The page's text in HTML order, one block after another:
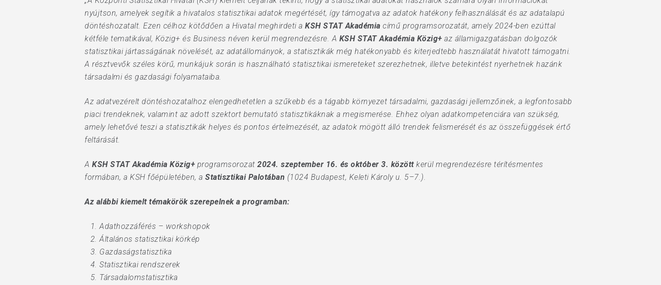
Hit enter to search or ESC to close
nyújtson, amelyek segítik a hivatalos statisztikai adatok megértését, így támogatva az adatok hatékony felhasználását és az adatalapú
döntéshozatalt. Ezen célhoz kötődően a Hivatal meghirdeti a KSH STAT Akadémia című programsorozatát, amely 2024-ben ezúttal
kétféle tematikával, Közig+ és Business néven kerül megrendezésre. A KSH STAT Akadémia Közig+az államigazgatásban dolgozók
statisztikai jártasságának növelését, az adatállományok, a statisztikák még hatékonyabb és kiterjedtebb használatát hivatott támogatni.
A résztvevők széles körű, munkájuk során is használható statisztikai ismereteket szerezhetnek, illetve betekintést nyerhetnek hazánk
társadalmi és gazdasági folyamataiba.
Az adatvezérelt döntéshozatalhoz elengedhetetlen a szűkebb és a tágabb környezet társadalmi, gazdasági jellemzőinek, a legfontosabb
piaci trendeknek, valamint az adott szektort bemutató statisztikáknak a megismerése. Ehhez olyan adatkompetenciára van szükség,
amely lehetővé teszi a statisztikák helyes és pontos értelmezését, az adatok mögött álló trendek felismerését és az összefüggések értő
feltárását.
A KSH STAT Akadémia Közig+programsorozat 2024. szeptember 16. és október 3. közöttkerül megrendezésre térítésmentes
formában, a KSH főépületében, a Statisztikai Palotában (1024 Budapest, Keleti Károly u. 5–7.).
Az alábbi kiemelt témakörök szerepelnek a programban:
Adathozzáférés – workshopok
Általános statisztikai körkép
Gazdaságstatisztika
Statisztikai rendszerek
Társadalomstatisztika